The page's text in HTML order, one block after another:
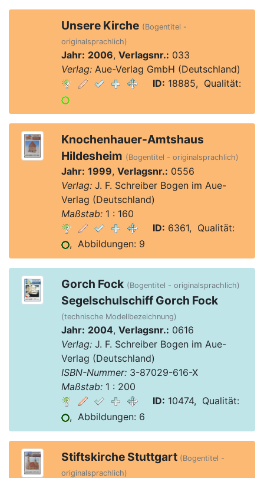
Unsere Kirche (Bogentitel -
originalsprachlich)
Jahr: 2006, Verlagsnr.: 033
Verlag:Aue-Verlag GmbH (Deutschland)
ID: 18885, Qualität:
Knochenhauer-Amtshaus
Hildesheim (Bogentitel - originalsprachlich)
Jahr: 1999, Verlagsnr.: 0556
Verlag:J. F. Schreiber Bogen im Aue-
Verlag (Deutschland)
Maßstab:1 : 160
ID: 6361, Qualität:
, Abbildungen: 9
Gorch Fock (Bogentitel - originalsprachlich)
Segelschulschiff Gorch Fock
(technische Modellbezeichnung)
Jahr: 2004, Verlagsnr.: 0616
Verlag:J. F. Schreiber Bogen im Aue-
Verlag (Deutschland)
ISBN-Nummer:3-87029-616-X
Maßstab:1 : 200
ID: 10474, Qualität:
, Abbildungen: 6
Stiftskirche Stuttgart (Bogentitel -
originalsprachlich)